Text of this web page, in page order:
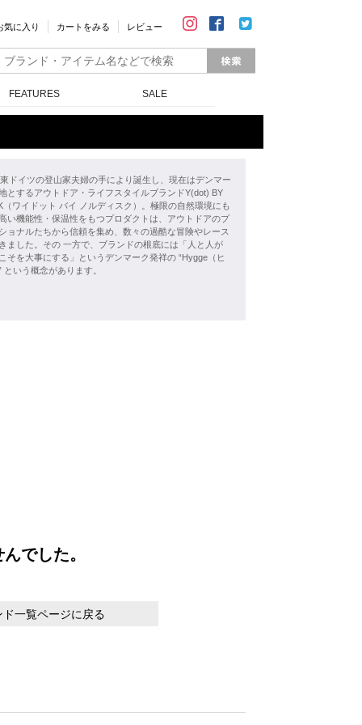
気に入り カートをみる レビュー
FEATURES SALE
ドイツの登山家夫婦の手により誕生し、現在はデンマー
とするアウトドア・ライフスタイルブランドY(dot) BY
（ワイドット バイ ノルディスク）。極限の自然環境にも
い機能性・保温性をもつプロダクトは、アウトドアのプ
ョナルたちから信頼を集め、数々の過酷な冒険やレース
ました。その 一方で、ブランドの根底には「人と人が
そを大事にする」というデンマーク発祥の “Hygge（ヒ
という概念があります。
でした。
ド一覧ページに戻る